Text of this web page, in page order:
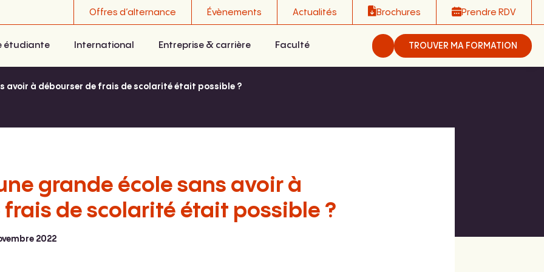
Offres d’alternance Évènements Actualités Brochures Prendre RDV
étudiante International Entreprise & carrière Faculté TROUVER MA FORMATION
avoir à débourser de frais de scolarité était possible ?
grande école sans avoir à
de scolarité était possible ?
2022